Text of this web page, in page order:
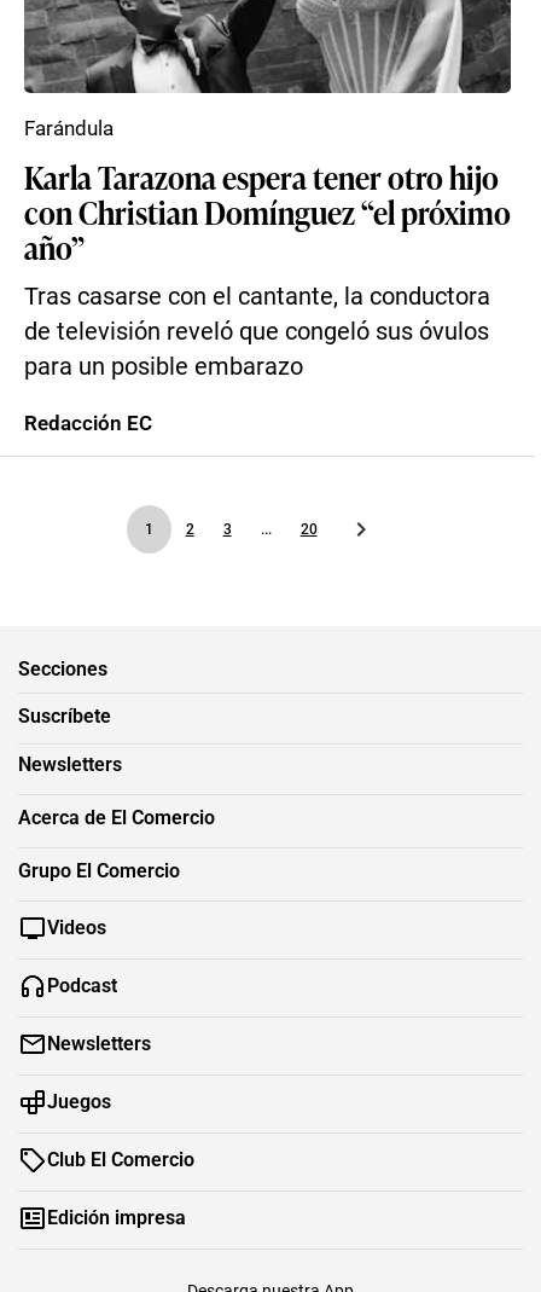
Karla Tarazona espera tener otro hijo
con Christian Domínguez “el próximo
año”
Tras casarse con el cantante, la conductora
de televisión reveló que congeló sus óvulos
para un posible embarazo
Farándula
Redacción EC
1 2 3 ... 20
Secciones
Suscríbete
Newsletters
Acerca de El Comercio
Grupo El Comercio
Videos
Podcast
Newsletters
Juegos
Club El Comercio
Edición impresa